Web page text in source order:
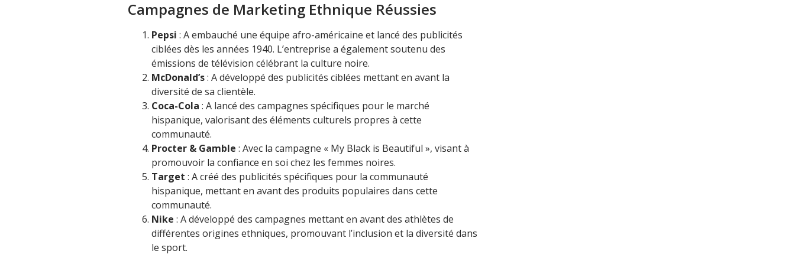
Campagnes de Marketing Ethnique Réussies
Pepsi : A embauché une équipe afro-américaine et lancé des publicités
ciblées dès les années 1940. L’entreprise a également soutenu des
émissions de télévision célébrant la culture noire.
McDonald’s: A développé des publicités ciblées mettant en avant la
diversité de sa clientèle.
Coca-Cola : A lancé des campagnes spécifiques pour le marché
hispanique, valorisant des éléments culturels propres à cette
communauté.
Procter & Gamble : Avec la campagne « My Black is Beautiful », visant à
promouvoir la confiance en soi chez les femmes noires.
Target : A créé des publicités spécifiques pour la communauté
hispanique, mettant en avant des produits populaires dans cette
communauté.
Nike : A développé des campagnes mettant en avant des athlètes de
différentes origines ethniques, promouvant l’inclusion et la diversité dans
le sport.